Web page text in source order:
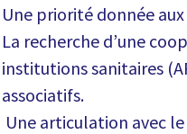
Une priorité donnée
La recherche d’une
institutions sanitaires
associatifs.
Une articulation avec